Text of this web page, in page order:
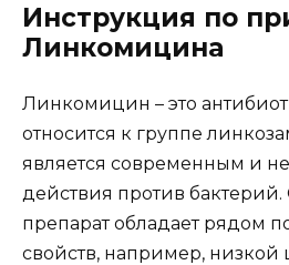
Инструкция по
Линкомицина
Линкомицин – это
относится к группе
является современным и
действия против бактерий.
препарат обладает рядом
свойств, например,